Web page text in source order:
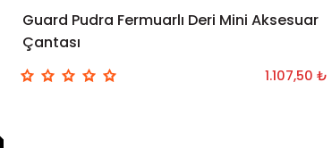
Guard Pudra Fermuarlı Deri Mini Aksesuar
Çantası
1.107,50 ₺